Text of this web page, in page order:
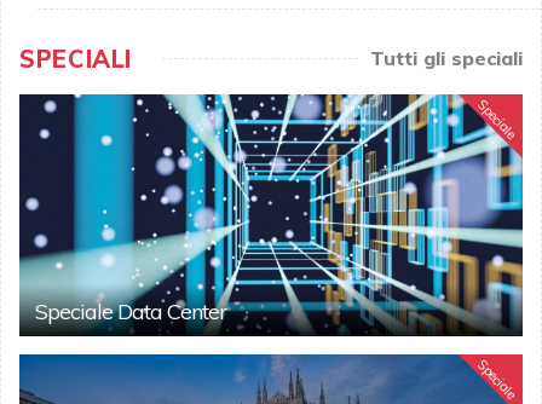
SPECIALI Tutti gli speciali
Speciale
Speciale Data Center
Speciale